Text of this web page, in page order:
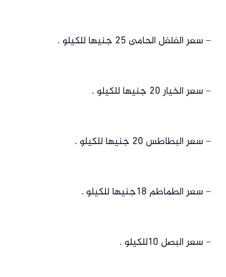
– سعر الفلفل الحامى 25 جنيها للكيلو .
– سعر الخيار 20 جنيها للكيلو .
– سعر البطاطس 20 جنيها للكيلو .
– سعر الطماطم 18جنيها للكيلو .
– سعر البصل 10للكيلو .